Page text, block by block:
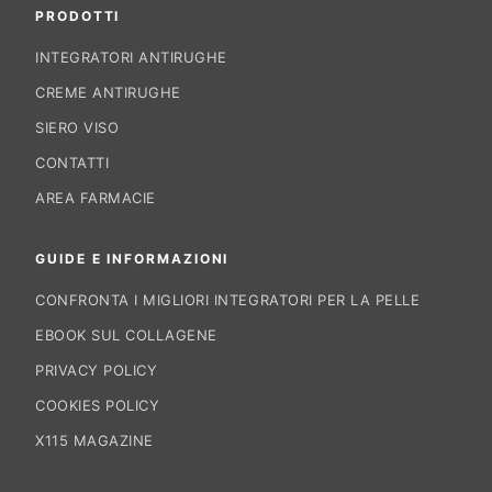
PRODOTTI
INTEGRATORI ANTIRUGHE
CREME ANTIRUGHE
SIERO VISO
CONTATTI
AREA FARMACIE
GUIDE E INFORMAZIONI
CONFRONTA I MIGLIORI INTEGRATORI PER LA PELLE
EBOOK SUL COLLAGENE
PRIVACY POLICY
COOKIES POLICY
X115 MAGAZINE